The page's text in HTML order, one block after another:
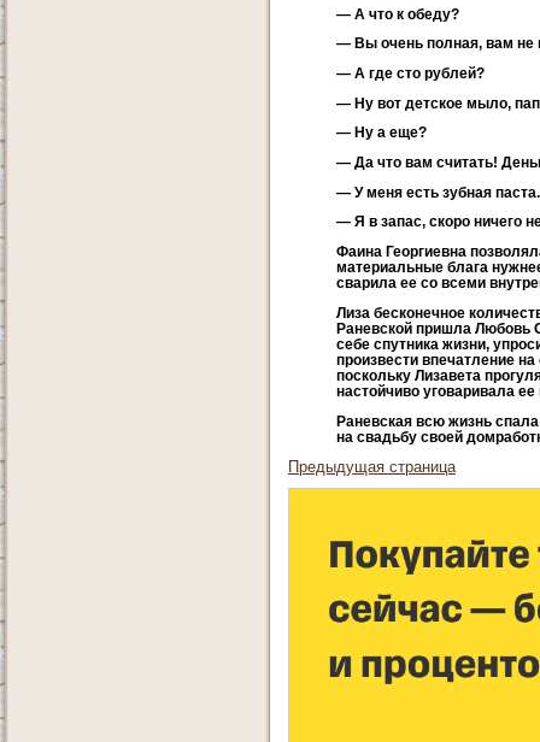
— А что к обеду?
— Вы очень полная, вам не
— А где сто рублей?
— Ну вот детское мыло,
— Ну а еще?
— Да что вам считать!
— У меня есть зубная паста.
— Я в запас, скоро ничего
Фаина Георгиевна
материальные блага
сварила ее со всеми
Лиза бесконечное
Раневской пришла Любовь
себе спутника жизни,
произвести впечатление
поскольку Лизавета
настойчиво уговаривала
Раневская всю жизнь
на свадьбу своей
Предыдущая страница